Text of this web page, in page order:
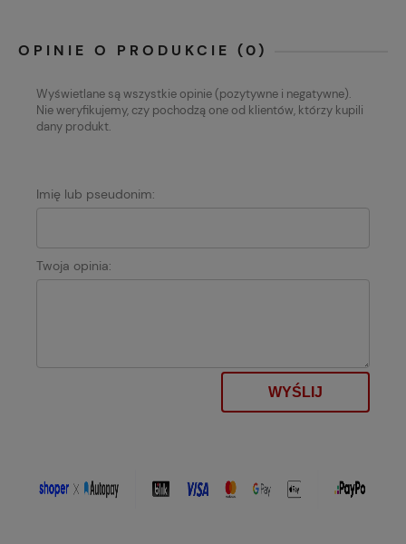
OPINIE O PRODUKCIE (0)
Wyświetlane są wszystkie opinie (pozytywne i negatywne).
Nie weryfikujemy, czy pochodzą one od klientów, którzy kupili
dany produkt.
Imię lub pseudonim:
Twoja opinia:
WYŚLIJ